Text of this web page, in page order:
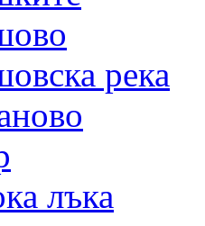
река
лъка